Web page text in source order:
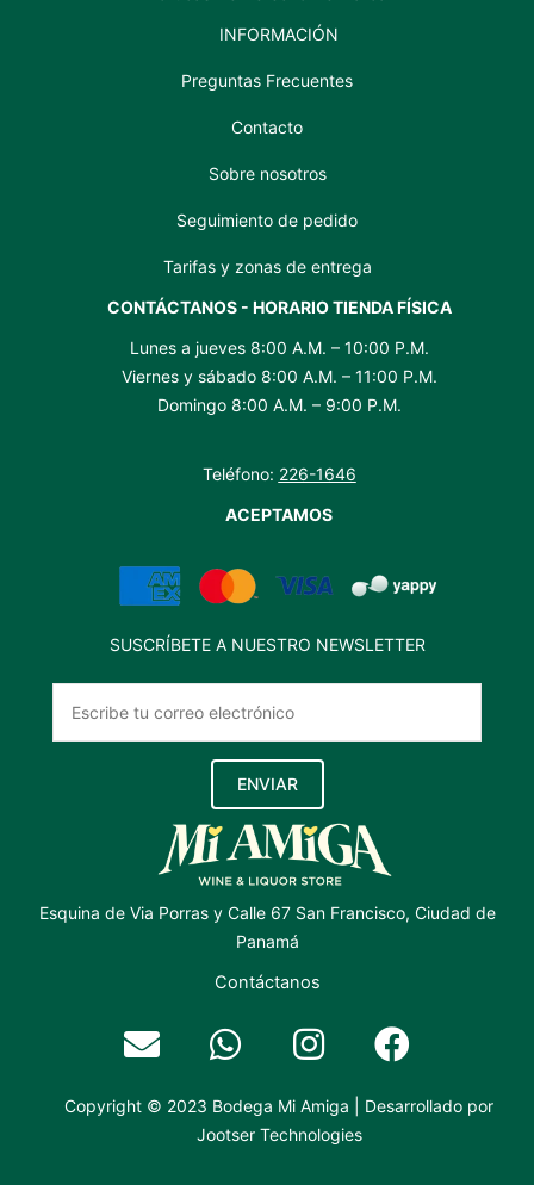
INFORMACIÓN
Preguntas Frecuentes
Contacto
Sobre nosotros
Seguimiento de pedido
Tarifas y zonas de entrega
CONTÁCTANOS - HORARIO TIENDA FÍSICA
Lunes a jueves 8:00 A.M. – 10:00 P.M.
Viernes y sábado 8:00 A.M. – 11:00 P.M.
Domingo 8:00 A.M. – 9:00 P.M.
Teléfono: 226-1646
ACEPTAMOS
SUSCRÍBETE A NUESTRO NEWSLETTER
ENVIAR
Esquina de Via Porras y Calle 67 San Francisco, Ciudad de
Panamá
Contáctanos
Copyright © 2023 Bodega Mi Amiga | Desarrollado por
Jootser Technologies